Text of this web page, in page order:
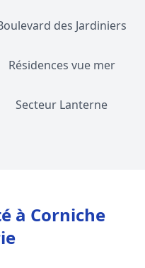
des Jardiniers
Résidences vue mer
Secteur Lanterne
à Corniche